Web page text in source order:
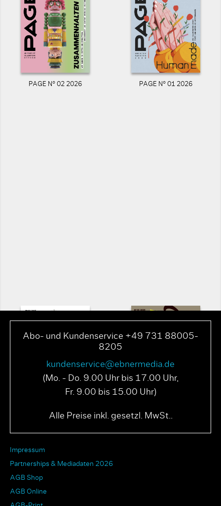
PAGE N° 02 2026 PAGE N° 01 2026
Abo- und Kundenservice +49 731 88005-
8205
kundenservice@ebnermedia.de
(Mo. - Do. 9.00 Uhr bis 17.00 Uhr,
Fr. 9.00 bis 15.00 Uhr)
Alle Preise inkl. gesetzl. MwSt..
Impressum
Partnerships & Mediadaten 2026
AGB Shop
AGB Online